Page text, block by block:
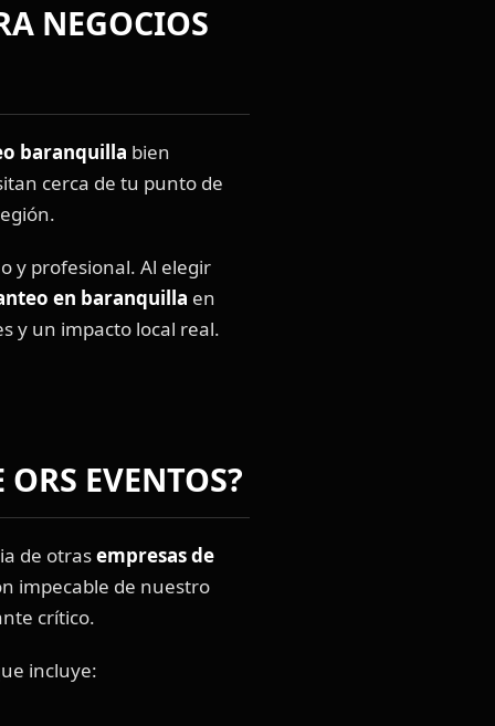
NEGOCIOS
baranquilla bien
cerca de tu punto de
y profesional. Al elegir
en baranquilla en
y un impacto local real.
EVENTOS?
de otrasempresas de
impecable de nuestro
crítico.
incluye: